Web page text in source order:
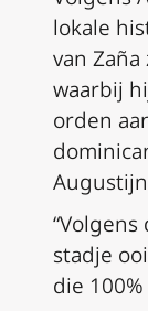
lokale
van
waarbij
orden
stadje
die